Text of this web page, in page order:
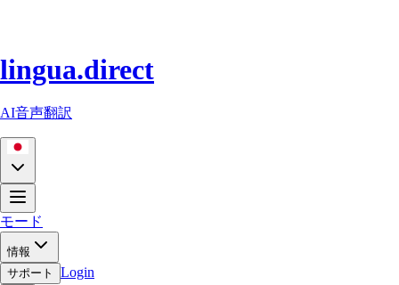
lingua.direct
AI音声翻訳
モード
情報
サポート
Login